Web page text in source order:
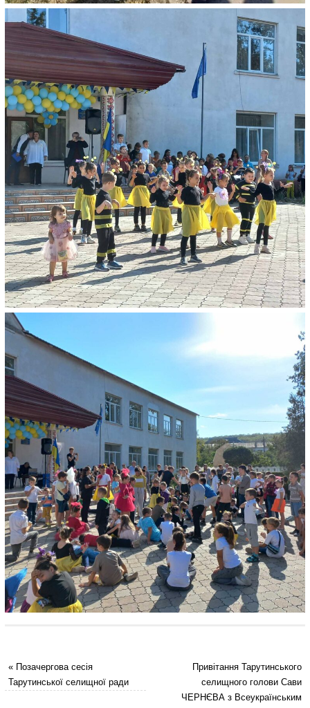
«Позачергова сесія
Тарутинської селищної ради
Привітання Тарутинського
селищного голови Сави
ЧЕРНЄВА з Всеукраїнським